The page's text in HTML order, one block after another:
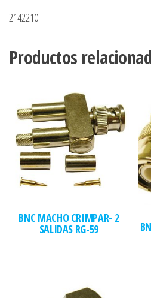
2142210
Productos
BNC MACHO CRIMPAR- 2
SALIDAS RG-59